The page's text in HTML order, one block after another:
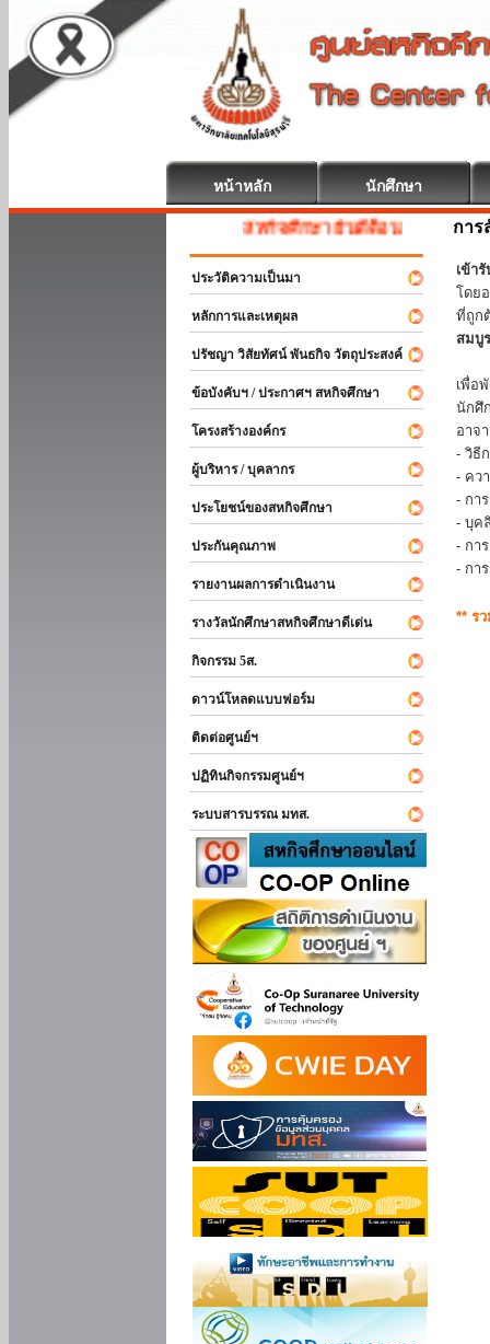
หน้าหลัก นักศึกษา
สหกิจศึกษา ยินดีต้อนรับ
ประวัติความเป็นมา
หลักการและเหตุผล
ปรัชญา วิสัยทัศน์ พันธกิจ วัตถุประสงค์
ข้อบังคับฯ / ประกาศฯ สหกิจศึกษา
โครงสร้างองค์กร
ผู้บริหาร / บุคลากร
ประโยชน์ของสหกิจศึกษา
ประกันคุณภาพ
รายงานผลการดำเนินงาน
รางวัลนักศึกษาสหกิจศึกษาดีเด่น
กิจกรรม 5ส.
ดาวน์โหลดแบบฟอร์ม
ติดต่อศูนย์ฯ
ปฏิทินกิจกรรมศูนย์ฯ
ระบบสารบรรณ มทส.
การ
เข้า
โดย
ที่ถูก
สมบู
เพื่อ
นักศึ
อาจ
- วิธี
- คว
- กา
- บุค
- กา
- กา
** ร